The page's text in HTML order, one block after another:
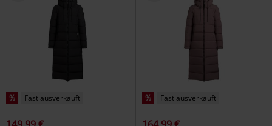
% Fast ausverkauft % Fast ausverkauft